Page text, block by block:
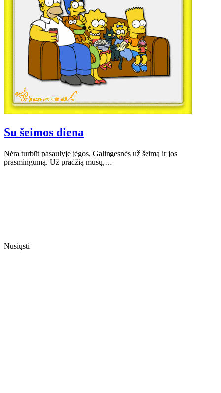
Su šeimos diena
Nėra turbūt pasaulyje jėgos, Galingesnės už šeimą ir jos
prasmingumą. Už pradžią mūsų,…
Nusiųsti